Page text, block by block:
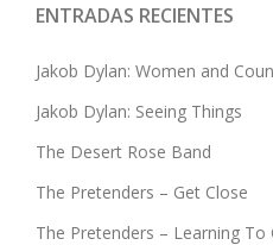
ENTRADAS RECIENTES
Jakob Dylan: Women and
Jakob Dylan: Seeing Things
The Desert Rose Band
The Pretenders – Get Close
The Pretenders – Learning To